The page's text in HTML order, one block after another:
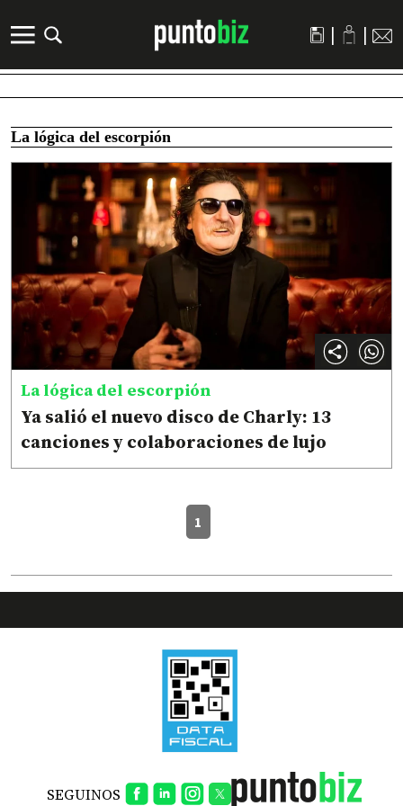
| |
La lógica del escorpión
La lógica del escorpión
Ya salió el nuevo disco de Charly: 13
canciones y colaboraciones de lujo
1
SEGUINOS